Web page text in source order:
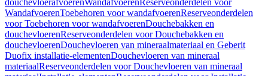
douchevloerafvoerenWandafvoerenReserveonderdelen voor
WandafvoerenToebehoren voor wandafvoerenReserveonderdelen
voor Toebehoren voor wandafvoerenDouchebakken en
douchevloerenReserveonderdelen voor Douchebakken en
douchevloerenDouchevloeren van mineraalmateriaal en Geberit
Duofix installatie-elementenDouchevloeren van mineraal
materiaalReserveonderdelen voor Douchevloeren van mineraal